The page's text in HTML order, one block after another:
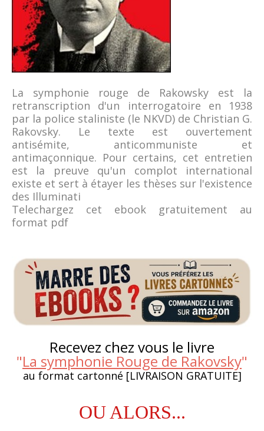
La symphonie rouge de Rakowsky est la
retranscription d'un interrogatoire en 1938
par la police staliniste (le NKVD) de Christian G.
Rakovsky. Le texte est ouvertement
antisémite, anticommuniste et
antimaçonnique. Pour certains, cet entretien
est la preuve qu'un complot international
existe et sert à étayer les thèses sur l'existence
des Illuminati
Telechargez cet ebook gratuitement au
format pdf
Recevez chez vous le livre
"La symphonie Rouge de Rakovsky"
au format cartonné [LIVRAISON GRATUITE]
OU ALORS...